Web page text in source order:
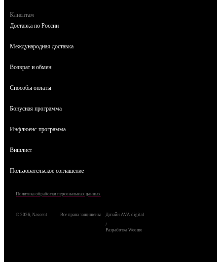
Клиентам
Доставка по России
Международная доставка
Возврат и обмен
Способы оплаты
Бонусная программа
Инфлюенс-программа
Вишлист
Пользовательское соглашение
Все права защищены
Политика обработки персональных данных
Дизайн AVA digital
/
Разработка Weomo
© 2026, Nascent